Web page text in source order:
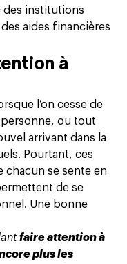
des institutions
aides financières
à
l’on cesse de
ou tout
arrivant dans la
Pourtant, ces
chacun se sente en
de se
Une bonne
faire attention à
plus les